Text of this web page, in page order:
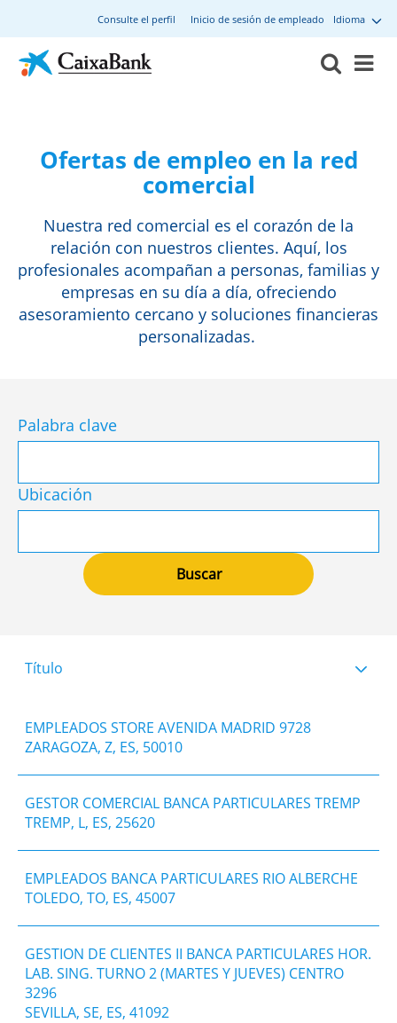
Idioma
Consulte el perfil Inicio de sesión de empleado
Ofertas de empleo en la red
comercial
Nuestra red comercial es el corazón de la
relación con nuestros clientes. Aquí, los
profesionales acompañan a personas, familias y
empresas en su día a día, ofreciendo
asesoramiento cercano y soluciones financieras
personalizadas.
Palabra clave
Ubicación
Título
EMPLEADOS STORE AVENIDA MADRID 9728
ZARAGOZA, Z, ES, 50010
GESTOR COMERCIAL BANCA PARTICULARES TREMP
TREMP, L, ES, 25620
EMPLEADOS BANCA PARTICULARES RIO ALBERCHE
TOLEDO, TO, ES, 45007
GESTION DE CLIENTES II BANCA PARTICULARES HOR.
LAB. SING. TURNO 2 (MARTES Y JUEVES) CENTRO
3296
SEVILLA, SE, ES, 41092